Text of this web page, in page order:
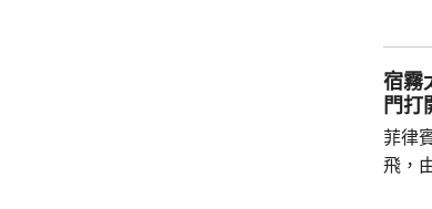
場證
入行
宿霧
門打
菲律
飛，